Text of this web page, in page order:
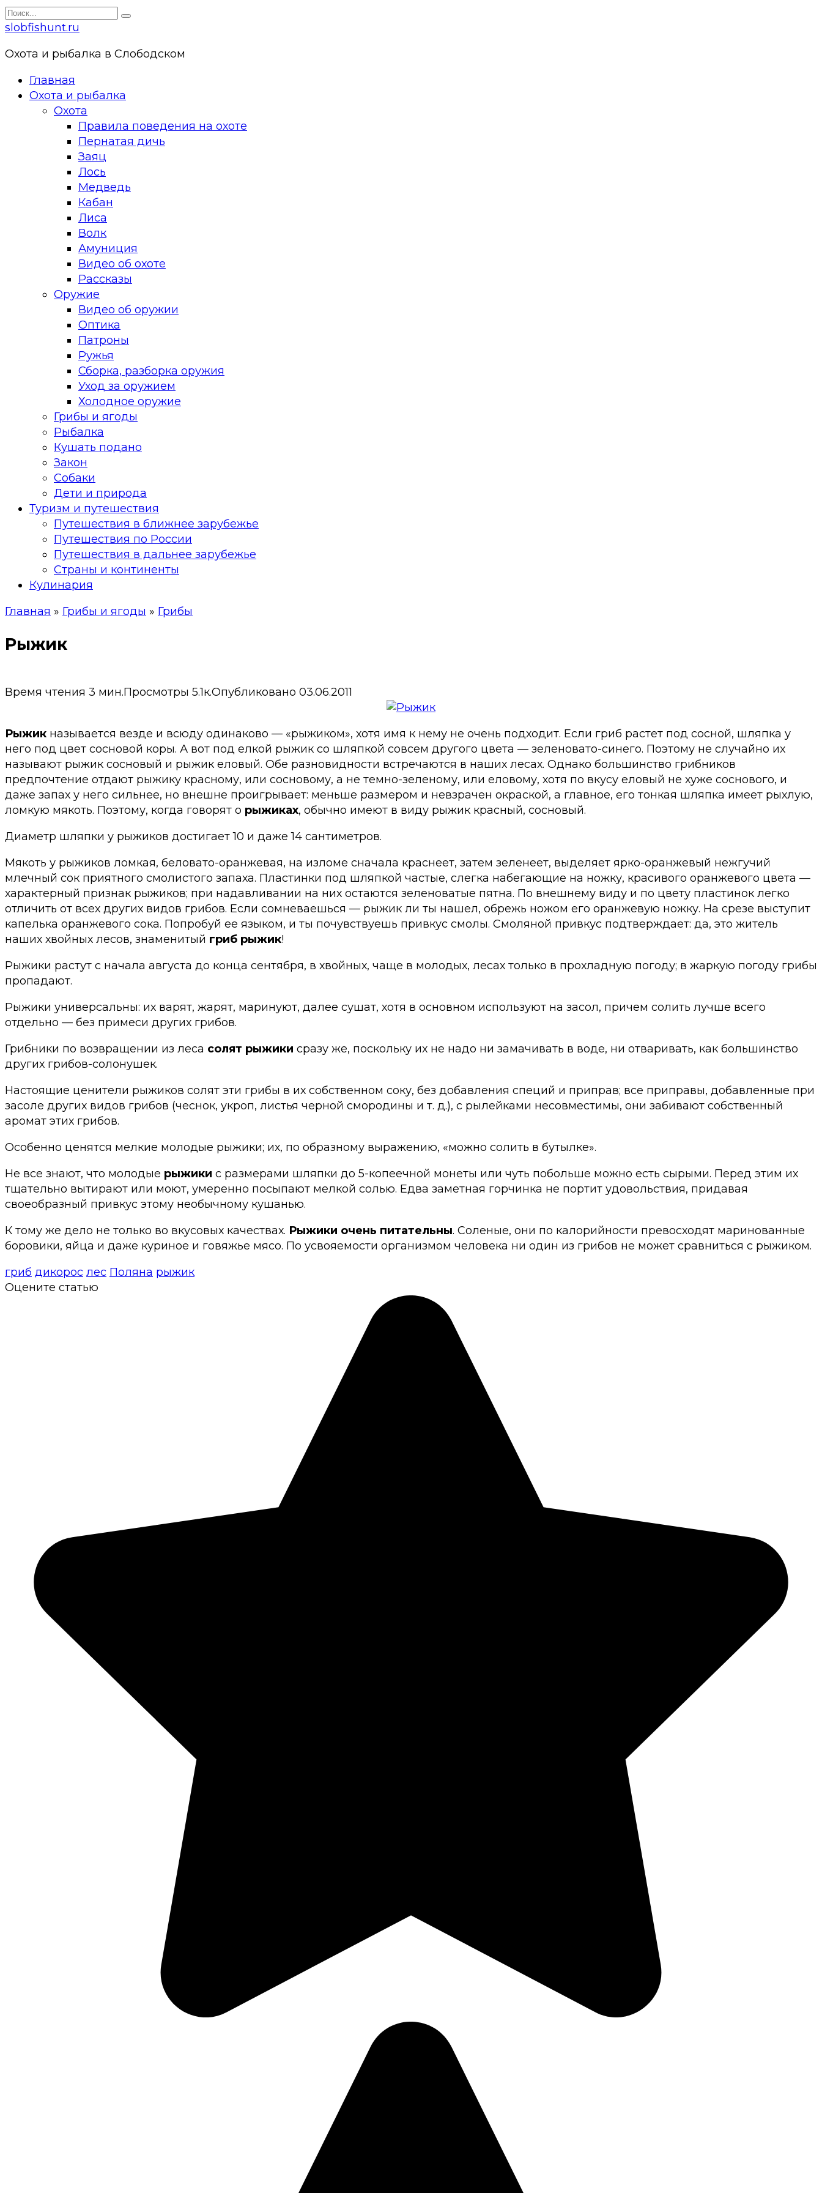
Перейти
к
Search
for:
slobfishunt.ru
Охота и рыбалка в Слободском
Главная
Охота и рыбалка
Охота
Правила поведения на охоте
Пернатая дичь
Заяц
Лось
Медведь
Кабан
Лиса
Волк
Амуниция
Видео об охоте
Рассказы
Оружие
Видео об оружии
Оптика
Патроны
Ружья
Сборка, разборка оружия
Уход за оружием
Холодное оружие
Грибы и ягоды
Рыбалка
Кушать подано
Закон
Собаки
Дети и природа
Туризм и путешествия
Путешествия в ближнее зарубежье
Путешествия по России
Путешествия в дальнее зарубежье
Страны и континенты
Кулинария
Главная » Грибы и ягоды » Грибы
Рыжик
Время чтения 3 мин.Просмотры 5.1к.Опубликовано 03.06.2011
Рыжик называется везде и всюду одинаково — «рыжиком», хотя имя к нему не очень подходит. Если гриб растет под сосной, шляпка у
него под цвет сосновой коры. А вот под елкой рыжик со шляпкой совсем другого цвета — зеленовато-синего. Поэтому не случайно их
называют рыжик сосновый и рыжик еловый. Обе разновидности встречаются в наших лесах. Однако большинство грибников
предпочтение отдают рыжику красному, или сосновому, а не темно-зеленому, или еловому, хотя по вкусу еловый не хуже соснового, и
даже запах у него сильнее, но внешне проигрывает: меньше размером и невзрачен окраской, а главное, его тонкая шляпка имеет рыхлую,
ломкую мякоть. Поэтому, когда говорят о рыжиках, обычно имеют в виду рыжик красный, сосновый.
Диаметр шляпки у рыжиков достигает 10 и даже 14 санти­метров.
Мякоть у рыжиков ломкая, беловато-оранжевая, на изломе сначала краснеет, затем зеленеет, выделяет ярко-оранжевый нежгучий
млечный сок приятного смолистого запаха. Пластинки под шляпкой частые, слегка набегающие на ножку, красивого оранжевого цвета —
характерный признак рыжиков; при надавливании на них остаются зеленоватые пятна. По внешнему виду и по цвету пластинок легко
отличить от всех других видов грибов. Если сомневаешься — рыжик ли ты нашел, обрежь ножом его оранжевую ножку. На срезе выступит
капелька оранжевого сока. Попробуй ее языком, и ты почувствуешь привкус смолы. Смоляной привкус подтверждает: да, это житель
наших хвойных лесов, знаменитый гриб рыжик!
Рыжики растут с начала августа до конца сентября, в хвойных, чаще в молодых, лесах только в прохладную погоду; в жаркую погоду грибы
пропадают.
Рыжики универсальны: их варят, жарят, маринуют, далее сушат, хотя в основном используют на засол, причем солить лучше всего
отдельно — без примеси других грибов.
Грибники по возвращении из леса солят рыжики сразу же, поскольку их не надо ни замачивать в воде, ни отваривать, как большинство
других грибов-солонушек.
Настоящие ценители рыжиков солят эти грибы в их собственном соку, без добавления специй и приправ; все приправы, добавленные при
засоле других видов грибов (чеснок, укроп, листья черной смородины и т. д.), с рылейками несовместимы, они забивают собственный
аромат этих грибов.
Особенно ценятся мелкие молодые рыжики; их, по образному выражению, «можно солить в бутылке».
Не все знают, что молодые рыжики с размерами шляпки до 5-копеечной монеты или чуть побольше можно есть сырыми. Перед этим их
тщательно вытирают или моют, умеренно посыпают мелкой солью. Едва заметная горчинка не портит удовольствия, придавая
своеобразный привкус этому необычному кушанью.
К тому же дело не только во вкусовых качествах. Рыжики очень питательны. Соленые, они по калорийности превосходят маринованные
боровики, яйца и даже куриное и говяжье мясо. По усвояемости организмом человека ни один из грибов не может сравниться с рыжиком.
гриб дикорос лес Поляна рыжик
Оцените статью